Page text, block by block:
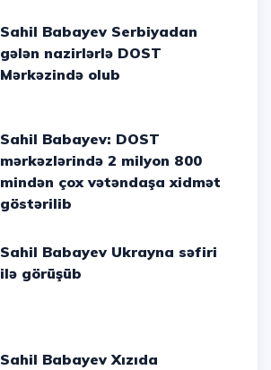
Sahil Babayev Serbiyadan
gələn nazirlərlə DOST
Mərkəzində olub
Sahil Babayev: DOST
mərkəzlərində 2 milyon 800
mindən çox vətəndaşa xidmət
göstərilib
Sahil Babayev Ukrayna səfiri
ilə görüşüb
Sahil Babayev Xızıda